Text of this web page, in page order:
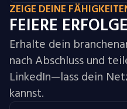
ZEIGE DEINE
FEIERE ERFOLGE
Erhalte dein
nach Abschluss und
LinkedIn—lass dein
kannst.